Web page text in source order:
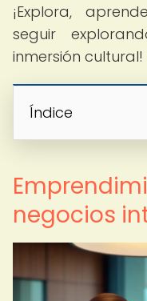
¡Explora,
seguir
inmersión cultural!
Índice
negocios